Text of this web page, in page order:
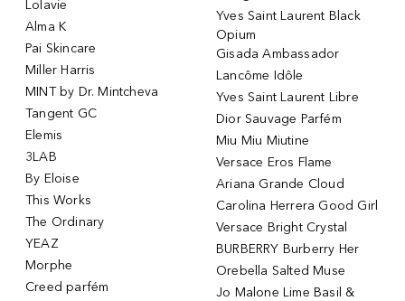
Lolavie
Alma K
Pai Skincare
Miller Harris
MINT by Dr. Mintcheva
Tangent GC
Elemis
3LAB
By Eloise
This Works
The Ordinary
YEAZ
Morphe
Creed parfém
Yves Saint Laurent Black
Opium
Gisada Ambassador
Lancôme Idôle
Yves Saint Laurent Libre
Dior Sauvage Parfém
Miu Miu Miutine
Versace Eros Flame
Ariana Grande Cloud
Carolina Herrera Good Girl
Versace Bright Crystal
BURBERRY Burberry Her
Orebella Salted Muse
Jo Malone Lime Basil &